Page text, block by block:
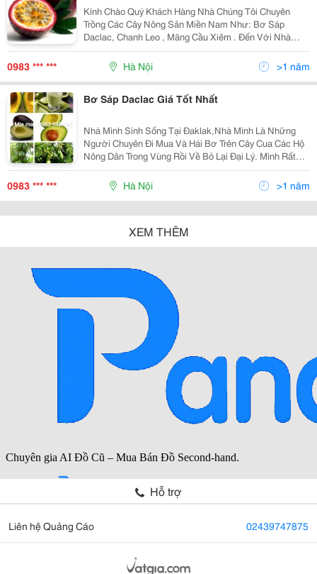
Kính Chào Quý Khách Hàng Nhà Chúng Tôi Chuyên
Trồng Các Cây Nông Sản Miền Nam Như: Bơ Sáp
Daclac, Chanh Leo , Mãng Cầu Xiêm . Đến Với Nhà
Vườn Chúng Tôi Quý Khách Yên Tâm Về Sản Phẩm (
Chất Lượng - Giá Thành - Vận Chuyển ) Đặc Biệt Không
Có Chấ
0983 *** *** Hà Nội >1 năm
Bơ Sáp Daclac Giá Tốt Nhất
Nhà Mình Sinh Sống Tại Đaklak,Nhà Mình Là Những
Người Chuyên Đi Mua Và Hái Bơ Trên Cây Cua Các Hộ
Nông Dân Trong Vùng Rồi Về Bỏ Lại Đại Lý. Mình Rất
Rành Về Các Loại Bơ Nha Vì Đã Ở Cùng Nó Từ Nhỏ
Tới Lớn!,Bố Mẹ Mình Chỉ Chuyên Mua Bơ Sáp! Hiện Tại
0983 *** *** Hà Nội >1 năm
XEM THÊM
Hỗ trợ
Liên hệ Quảng Cáo 02439747875